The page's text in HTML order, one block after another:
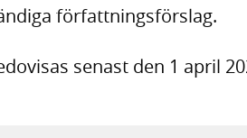
författningsförslag.
senast den 1 april